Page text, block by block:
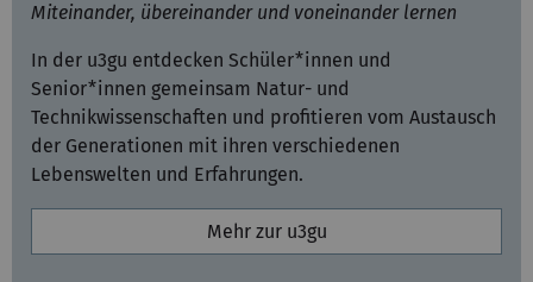
Miteinander, übereinander und voneinander lernen
In der u3gu entdecken Schüler*innen und
Senior*innen gemeinsam Natur- und
Technikwissenschaften und profitieren vom Austausch
der Generationen mit ihren verschiedenen
Lebenswelten und Erfahrungen.
Mehr zur u3gu